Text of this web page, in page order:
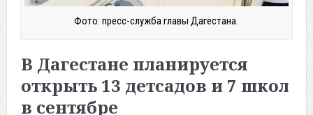
Фото: пресс-служба главы Дагестана.
В Дагестане планируется
открыть 13 детсадов и 7 школ
в сентябре